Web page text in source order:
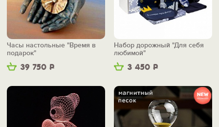
39 750 Р
Часы настольные "Время в
подарок"
3 450 Р
Набор дорожный "Для себя
любимой"